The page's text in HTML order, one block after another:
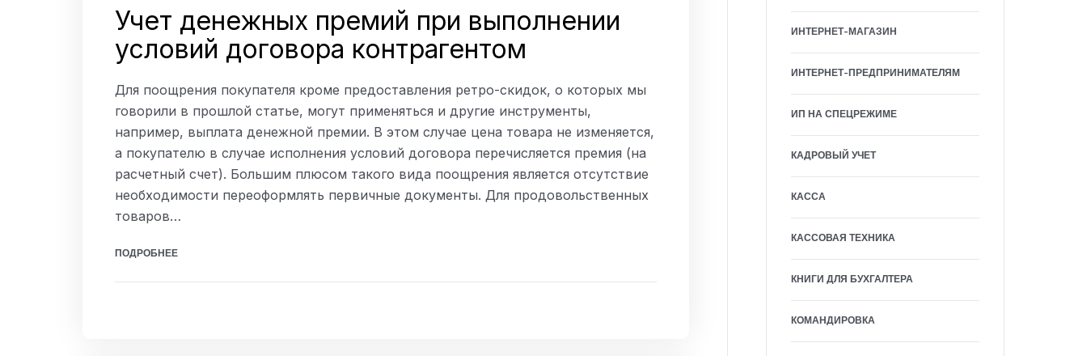
Учет денежных премий при выполнении
условий договора контрагентом
Для поощрения покупателя кроме предоставления ретро-скидок, о которых мы
говорили в прошлой статье, могут применяться и другие инструменты,
например, выплата денежной премии. В этом случае цена товара не изменяется,
а покупателю в случае исполнения условий договора перечисляется премия (на
расчетный счет). Большим плюсом такого вида поощрения является отсутствие
необходимости переоформлять первичные документы. Для продовольственных
товаров…
ПОДРОБНЕЕ
ИНТЕРНЕТ-МАГАЗИН
ИНТЕРНЕТ-ПРЕДПРИНИМАТЕЛЯМ
ИП НА СПЕЦРЕЖИМЕ
КАДРОВЫЙ УЧЕТ
КАССА
КАССОВАЯ ТЕХНИКА
КНИГИ ДЛЯ БУХГАЛТЕРА
КОМАНДИРОВКА